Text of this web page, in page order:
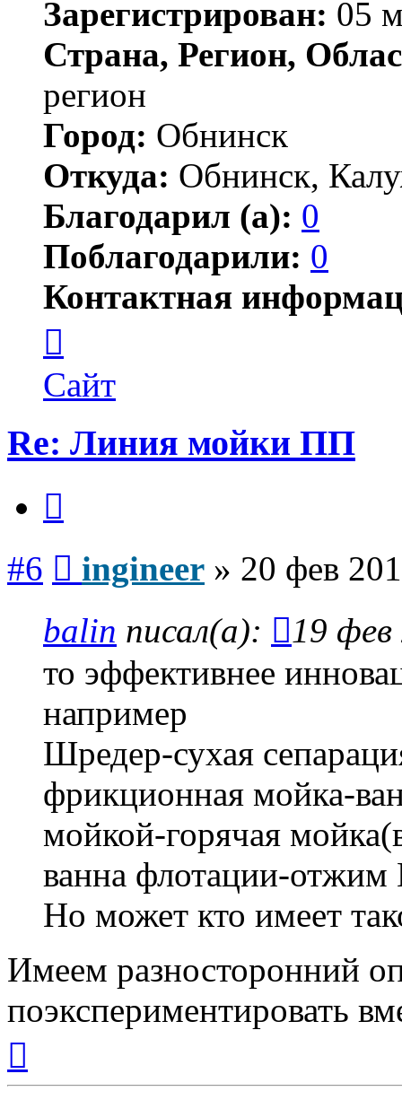
Зарегистрирован: 05
Страна, Регион,
регион
Город: Обнинск
Откуда: Обнинск,
Благодарил (а): 0
Поблагодарили: 0
Контактная
пользователя
ingineer
Сайт
Re: Линия мойки ПП
#6 ingineer » 20 фев
balin писал(а):
19
то эффективнее
например
Шредер-сухая
фрикционная мойка-
мойкой-горячая
ванна флотации-
Но может кто имеет
Имеем разносторонний
поэкспериментировать
началу